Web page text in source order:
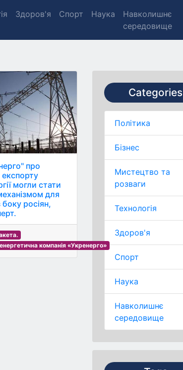
Здоров'я Спорт Наука
Навколишнє
середовище
Categories
Політика
Бізнес
Мистецтво та
розваги
Технологія
Здоров'я
Спорт
Наука
Навколишнє
середовище
про
експорту
могли стати
для
росіян,
компанія «Укренерго»